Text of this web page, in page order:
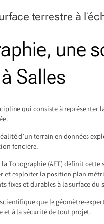
terrestre à
une
Salles
qui consiste à représenter
d’un terrain en données
foncière.
la Topographie (AFT) définit
et exploiter la position
fixes et durables à la surface du
que le géomètre-
et à la sécurité de tout projet.